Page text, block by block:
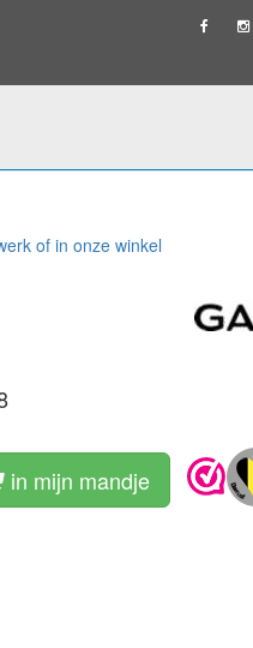
of in onze winkel
in mijn mandje